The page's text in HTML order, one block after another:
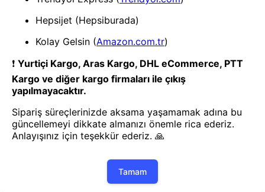
- Yenilik ve hızı keşfedin, işinizi
yönetin!